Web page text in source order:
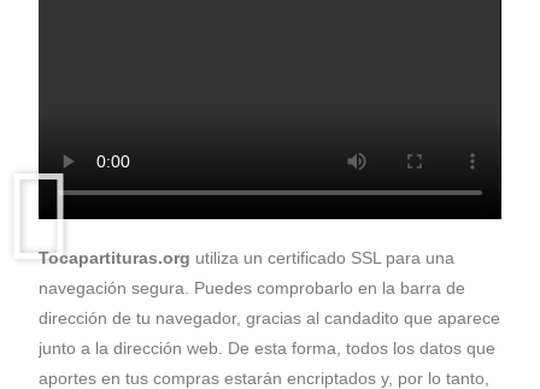
Tocapartituras.org utiliza un certificado SSL para una
navegación segura. Puedes comprobarlo en la barra de
dirección de tu navegador, gracias al candadito que aparece
junto a la dirección web. De esta forma, todos los datos que
aportes en tus compras estarán encriptados y, por lo tanto,